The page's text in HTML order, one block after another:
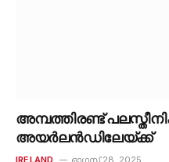
അമ്പത്തിരണ്ട്
അയർലൻഡിലേയ്ക്ക്
IRELAND ഓഗസ്റ്റ്‌ 28, 2025